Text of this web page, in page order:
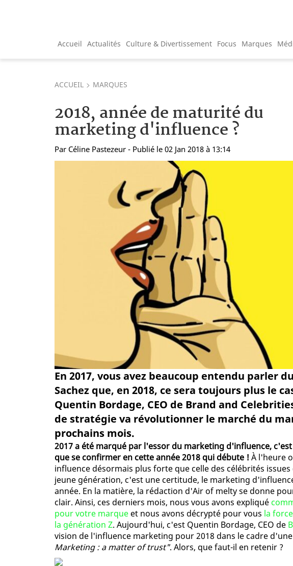
Accueil Actualités Culture & Divertissement Focus Marques
ACCUEIL MARQUES
2018, année de maturité du
marketing d'influence ?
Par Céline Pastezeur - Publié le 02 Jan 2018 à 13:14
En 2017, vous avez beaucoup entendu parler
Sachez que, en 2018, ce sera toujours plus le
Quentin Bordage, CEO de Brand and
de stratégie va révolutionner le marché du
prochains mois.
2017 a été marqué par l'essor du marketing d'influence,
que se confirmer en cette année 2018 qui débute ! À l'heure
influence désormais plus forte que celle des célébrités
jeune génération, c'est une certitude, le marketing
année. En la matière, la rédaction d'Air of melty se donne
clair. Ainsi, ces derniers mois, nous vous avons expliqué
pour votre marque et nous avons décrypté pour vous la
la génération Z. Aujourd'hui, c'est Quentin Bordage, CEO de
vision de l'influence marketing pour 2018 dans le cadre
Marketing : a matter of trust". Alors, que faut-il en retenir ?